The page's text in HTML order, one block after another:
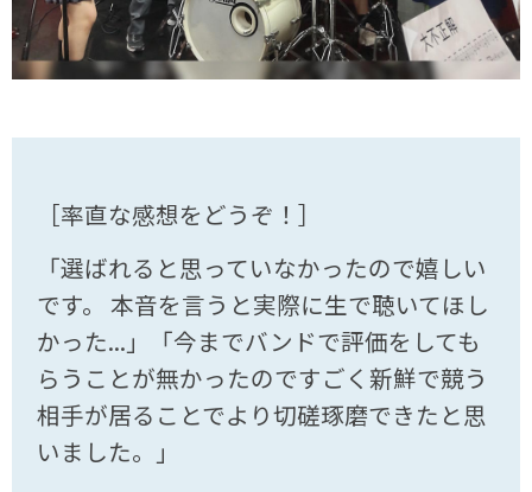
［率直な感想をどうぞ！］
「選ばれると思っていなかったので嬉しい
です。 本音を言うと実際に生で聴いてほし
かった...」「今までバンドで評価をしても
らうことが無かったのですごく新鮮で競う
相手が居ることでより切磋琢磨できたと思
いました。」